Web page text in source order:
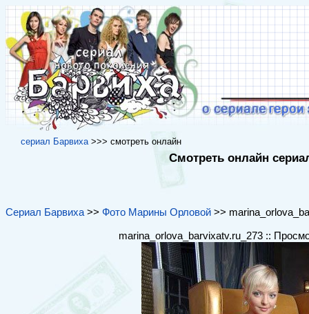
cериал Барвиха>>> cмотреть онлайн
Смотреть онлайн
Сериал Барвиха >> Фото Марины Орловой >>
marina_orlova_barvixatv.ru_273 ::